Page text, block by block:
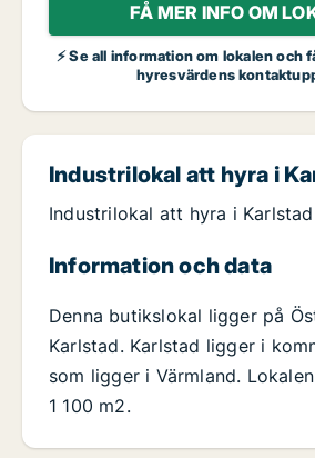
FÅ MER INFO OM
⚡ Se all information om lokalen och
hyresvärdens
Industrilokal att hyra i
Industrilokal att hyra i Karlstad
Information och data
Denna butikslokal ligger på
Karlstad. Karlstad ligger i
som ligger i Värmland.
1 100 m2.